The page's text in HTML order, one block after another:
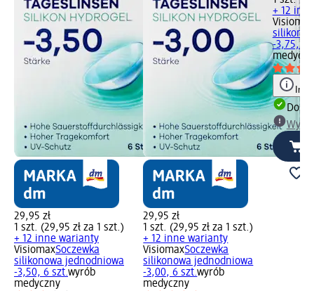
29,95 zł
1 szt. (29,95 zł za 1 szt.)
+ 12 inne warianty
VisiomaxSoczewka
silikonowa jednodniowa
-3,50, 6 szt.wyrób
medyczny
29,95 zł
1 szt. (29,95 zł za 1 szt.)
+ 12 inne warianty
VisiomaxSoczewka
silikonowa jednodniowa
-3,00, 6 szt.wyrób
medyczny
+ 12
Visiomax
-3,75, 6